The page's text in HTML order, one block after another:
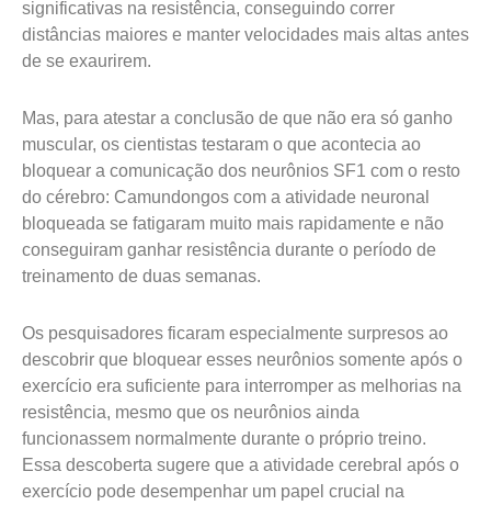
significativas na resistência, conseguindo correr
distâncias maiores e manter velocidades mais altas antes
de se exaurirem.
Mas, para atestar a conclusão de que não era só ganho
muscular, os cientistas testaram o que acontecia ao
bloquear a comunicação dos neurônios SF1 com o resto
do cérebro: Camundongos com a atividade neuronal
bloqueada se fatigaram muito mais rapidamente e não
conseguiram ganhar resistência durante o período de
treinamento de duas semanas.
Os pesquisadores ficaram especialmente surpresos ao
descobrir que bloquear esses neurônios somente após o
exercício era suficiente para interromper as melhorias na
resistência, mesmo que os neurônios ainda
funcionassem normalmente durante o próprio treino.
Essa descoberta sugere que a atividade cerebral após o
exercício pode desempenhar um papel crucial na